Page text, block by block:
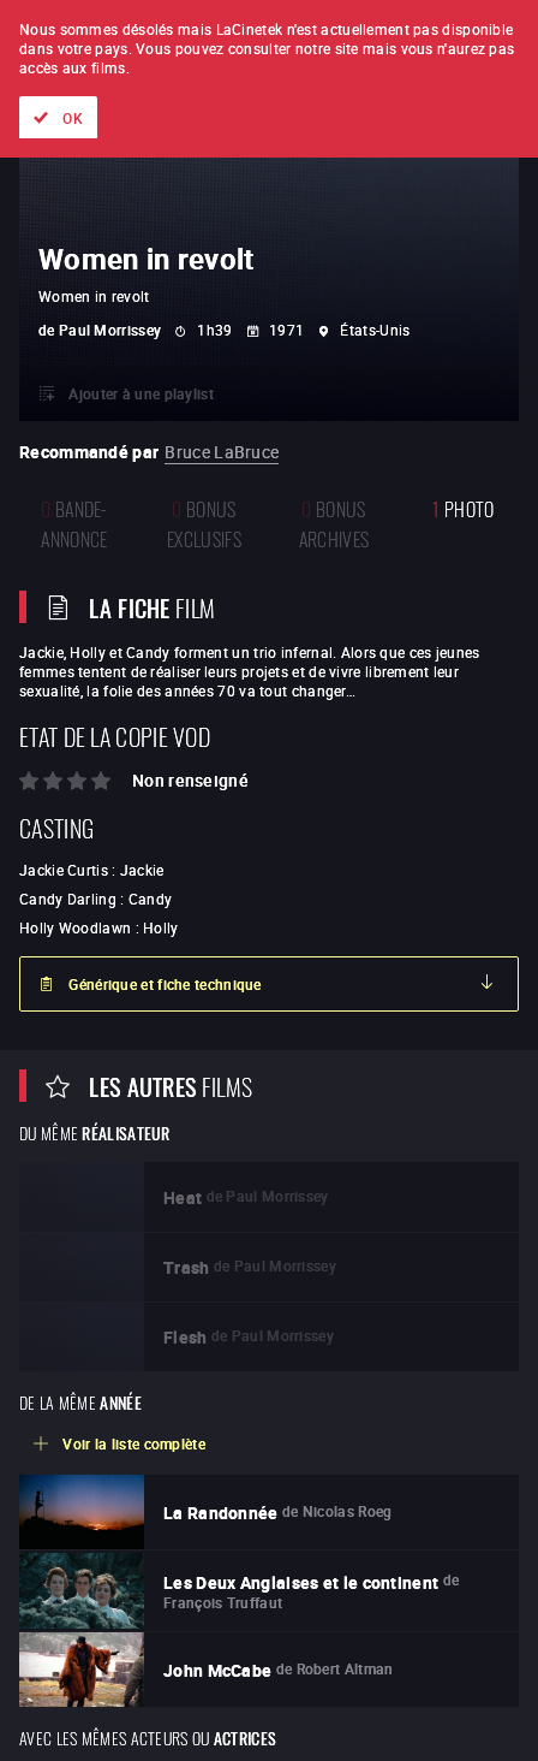
À L'UNITÉ ABONNEMENT
Women in revolt
Women in revolt
de Paul Morrissey 1h39 1971 États-Unis
Ajouter à une playlist
Recommandé par Bruce LaBruce
0 BANDE-
ANNONCE
0 BONUS
EXCLUSIFS
0 BONUS
ARCHIVES
1 PHOTO
LA FICHEFILM
Jackie, Holly et Candy forment un trio infernal. Alors que ces jeunes
femmes tentent de réaliser leurs projets et de vivre librement leur
sexualité, la folie des années 70 va tout changer…
ETAT DE LA COPIE VOD
Non renseigné
CASTING
Jackie Curtis: Jackie
Candy Darling : Candy
Holly Woodlawn : Holly
Générique et fiche technique
LES AUTRESFILMS
DU MÊME RÉALISATEUR
Heat de Paul Morrissey
Trash de Paul Morrissey
Flesh de Paul Morrissey
DE LA MÊME ANNÉE
Voir la liste complète
La Randonnée de Nicolas Roeg
Les Deux Anglaises et le continent de
François Truffaut
John McCabe de Robert Altman
AVEC LES MÊMES ACTEURS OUACTRICES
Nous sommes désolés mais LaCinetek n'est actuellement pas disponible
dans votre pays. Vous pouvez consulter notre site mais vous n'aurez pas
accès aux films.
OK